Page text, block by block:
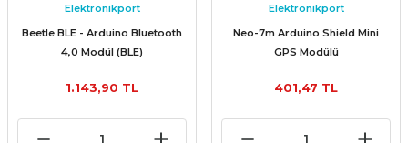
Elektronikport
Beetle BLE - Arduino Bluetooth
4,0 Modül (BLE)
1.143,90 TL
Elektronikport
Neo-7m Arduino Shield Mini
GPS Modülü
401,47 TL